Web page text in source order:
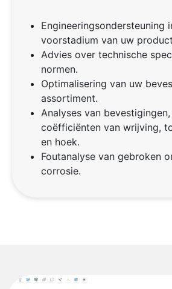
Engineeringsondersteuning
voorstadium van uw
Advies over technische
normen.
Optimalisering van uw
assortiment.
Analyses van
coëfficiënten van wrijving,
en hoek.
Foutanalyse van gebroken
corrosie.